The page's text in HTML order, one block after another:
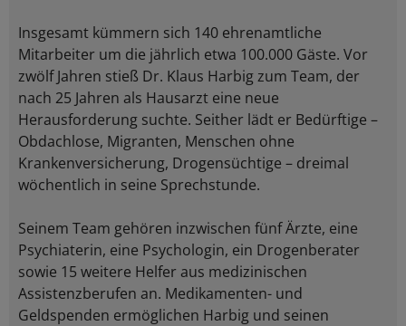
Insgesamt kümmern sich 140 ehrenamtliche
Mitarbeiter um die jährlich etwa 100.000 Gäste. Vor
zwölf Jahren stieß Dr. Klaus Harbig zum Team, der
nach 25 Jahren als Hausarzt eine neue
Herausforderung suchte. Seither lädt er Bedürftige –
Obdachlose, Migranten, Menschen ohne
Krankenversicherung, Drogensüchtige – dreimal
wöchentlich in seine Sprechstunde.
Seinem Team gehören inzwischen fünf Ärzte, eine
Psychiaterin, eine Psychologin, ein Drogenberater
sowie 15 weitere Helfer aus medizinischen
Assistenzberufen an. Medikamenten- und
Geldspenden ermöglichen Harbig und seinen